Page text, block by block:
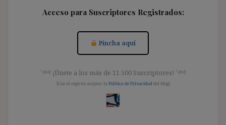
Acceso para Suscriptores Registrados:
Pincha aquí
༺ ¡Únete a los más de 11.500 Suscriptores! ༺
[Con el registro aceptas la Política de Privacidaddel blog]